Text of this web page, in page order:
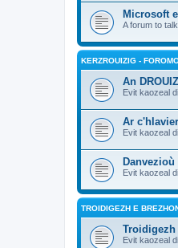
Microsoft
A forum to
KERZROUIZIG -
An
Evit kaozeal
Ar
Evit kaozeal
Evit kaozeal
TROIDIGEZH E
Troidigezh
Evit kaozeal